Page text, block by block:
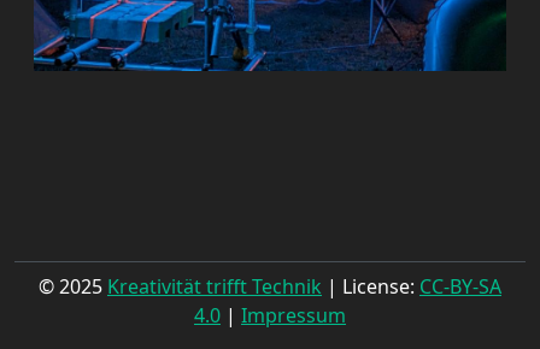
© 2025 Kreativität trifft Technik | License: CC-BY-SA
4.0 | Impressum